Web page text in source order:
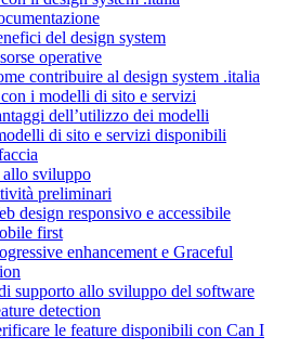
del design system
operative
contribuire al design system .italia
i modelli di sito e servizi
dell’utilizzo dei modelli
di sito e servizi disponibili
sviluppo
preliminari
design responsivo e accessibile
first
enhancement e Graceful
supporto allo sviluppo del software
detection
le feature disponibili con Can I